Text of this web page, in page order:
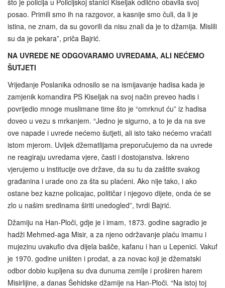
posao. Primili smo ih na razgovor, a kasnije smo čuli, da li je
istina, ne znam, da su govorili da nisu znali da je to džamija. Mislili
su da je pekara”, priča Bajrić.
NA UVREDE NE ODGOVARAMO UVREDAMA, ALI NEĆEMO
ŠUTJETI
Vrijeđanje Poslanika odnosilo se na ismijavanje hadisa kada je
zamjenik komandira PS Kiseljak na svoj način preveo hadis i
povrijedio mnoge muslimane time što je “omrknut ću” iz hadisa
doveo u vezu s mrkanjem. “Jedno je sigurno, a to je da na sve
ove napade i uvrede nećemo šutjeti, ali isto tako nećemo vraćati
istom mjerom. Uvijek džematlijama preporučujemo da na uvrede
ne reagiraju uvredama vjere, časti i dostojanstva. Iskreno
vjerujemo u institucije ove države, da su tu da zaštite svakog
građanina i urade ono za šta su plaćeni. Ako nije tako, i ako
ostane bez kazne policajac, političar i njegovo dijete, onda će se
zlo u našim sredinama širiti unedogled”, tvrdi Bajrić.
Džamiju na Han-Ploči, gdje je i imam, 1873. godine sagradio je
hadži Mehmed-aga Misir, a za njeno održavanje plaću imamu i
mujezinu uvakufio dva dijela bašče, kafanu i han u Lepenici. Vakuf
je 1970. godine uništen i prodat, a za novac koji je džematski
odbor dobio kupljena su dva dunuma zemlje i proširen harem
Misirlijine, a danas Šehidske džamije na Han-Ploči. “Na istoj toj